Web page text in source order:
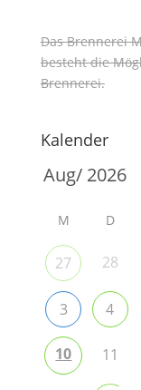
Das Brennerei
besteht die
Brennerei.
Kalender
M D
27 28
3 4
10 11